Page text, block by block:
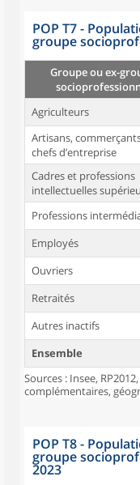
POP T7 -
groupe
Groupe ou ex-
Agriculteurs
Artisans,
chefs d’entreprise
Cadres et professions
intellectuelles
Professions
Employés
Ouvriers
Retraités
Autres inactifs
Ensemble
Sources : Insee,
complémentaires,
POP T8 -
groupe
2023